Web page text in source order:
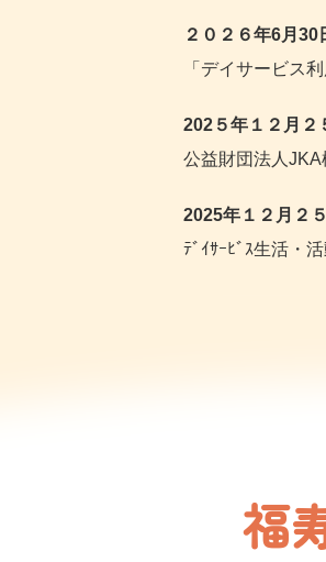
２０２６年6月30
「デイサービス
202５年１２ 月２
公益財団法人JKA
2025年１２月２５
ﾃﾞｲｻｰﾋﾞｽ生活・
福